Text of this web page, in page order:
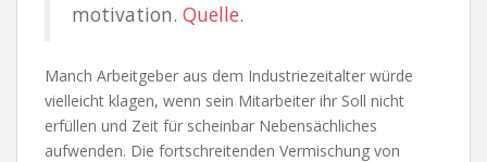
motivation. Quelle.
Manch Arbeitgeber aus dem Industriezeitalter würde
vielleicht klagen, wenn sein Mitarbeiter ihr Soll nicht
erfüllen und Zeit für scheinbar Nebensächliches
aufwenden. Die fortschreitenden Vermischung von